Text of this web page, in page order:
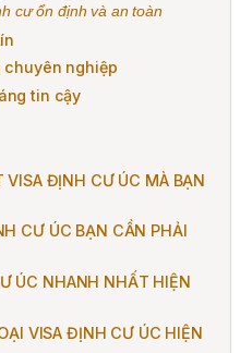
cư ổn định và an toàn
nghiệp
tin cậy
VISA ĐỊNH CƯ ÚC MÀ BẠN
CƯ ÚC BẠN CẦN PHẢI
ÚC NHANH NHẤT HIỆN
VISA ĐỊNH CƯ ÚC HIỆN